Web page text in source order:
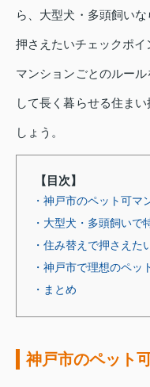
ら、大型犬・多頭飼い
押さえたいチェックポイ
マンションごとのルー
して長く暮らせる住ま
しょう。
【目次】
・神戸市のペット可マ
・大型犬・多頭飼いで
・住み替えで押さえた
・神戸市で理想のペ
・まとめ
神戸市のペット